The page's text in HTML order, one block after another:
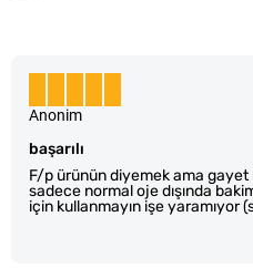
başarılı
F/p ürünün diyemek ama gayet
sadece normal oje dışında
için kullanmayın işe yaramıyor
Anonim